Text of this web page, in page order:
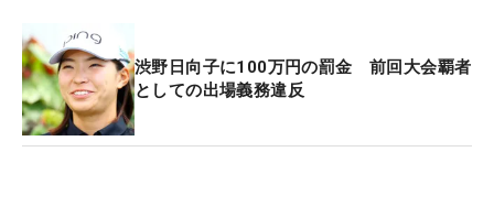
田桃子、昨季賞金女王の鈴木愛が続いている。
今年4勝の稲見萌寧はトータル1アンダー・28位タ
イ。賞金ランキング1位の小祝さくらも同順位で最
渋野日向子に100万円の罰金 前回大会覇者
としての出場義務違反